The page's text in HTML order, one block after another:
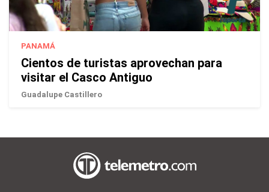
PANAMÁ
Cientos de turistas aprovechan para
visitar el Casco Antiguo
Guadalupe Castillero